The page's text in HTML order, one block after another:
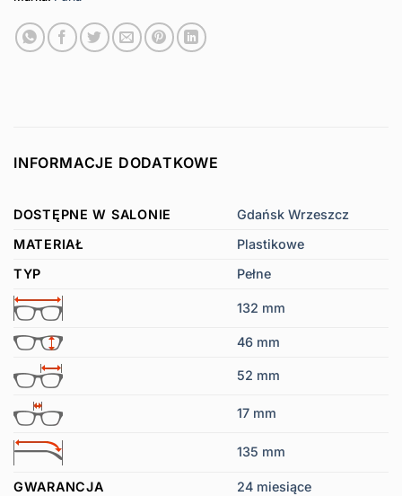
INFORMACJE DODATKOWE
DOSTĘPNE W SALONIE
Gdańsk Wrzeszcz
MATERIAŁ
Plastikowe
TYP
Pełne
132 mm
46 mm
52 mm
17 mm
135 mm
GWARANCJA 24 miesiące